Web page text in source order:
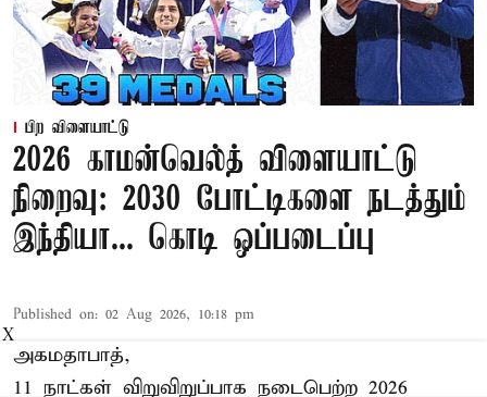
பிற விளையாட்டு
2026 காமன்வெல்த் விளையாட்டு
நிறைவு: 2030 போட்டிகளை நடத்தும்
இந்தியா... கொடி ஒப்படைப்பு
Published on: 02 Aug 2026, 10:18 pm
அகமதாபாத்,
11 நாட்கள் விறுவிறுப்பாக நடைபெற்ற 2026
X